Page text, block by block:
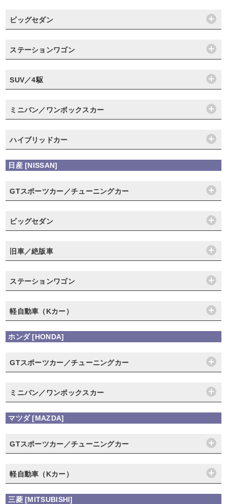
ビッグセダン
ステーションワゴン
SUV／4駆
ミニバン／ワンボックスカー
ハイブリッドカー
日産 [NISSAN]
GTスポーツカー／チューニングカー
ビッグセダン
旧車／絶版車
ステーションワゴン
軽自動車（Kカー）
ホンダ [HONDA]
GTスポーツカー／チューニングカー
ミニバン／ワンボックスカー
マツダ [MAZDA]
GTスポーツカー／チューニングカー
軽自動車（Kカー）
三菱 [MITSUBISHI]